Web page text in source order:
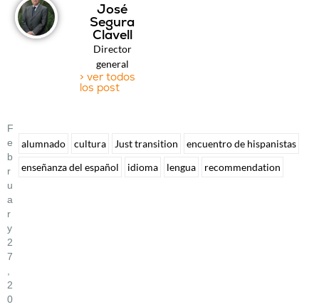
José
Segura
Clavell
Director
general
> ver todos
los post
F
E
B
R
U
A
R
Y
2
7
,
2
0
alumnado cultura Just transition
encuentro de hispanistas
enseñanza del español
idioma lengua recommendation